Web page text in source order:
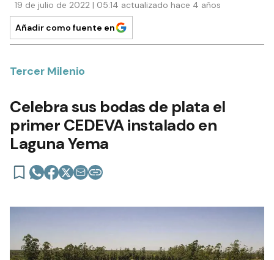
19 de julio de 2022 | 05:14 actualizado hace 4 años
Añadir como fuente en
Tercer Milenio
Celebra sus bodas de plata el
primer CEDEVA instalado en
Laguna Yema